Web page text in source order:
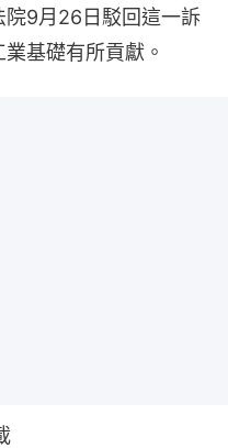
院9月26日駁回這一訴
基礎有所貢獻。